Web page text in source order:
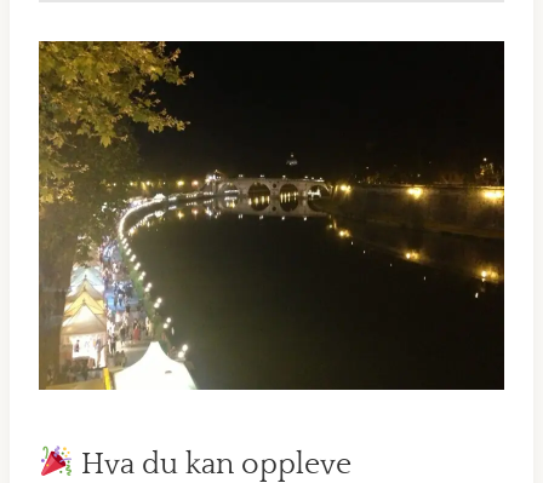
Hva du kan oppleve